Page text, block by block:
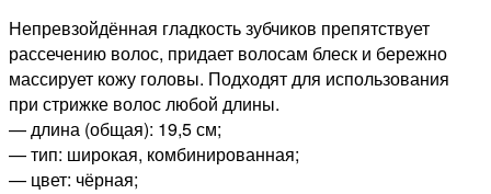
Непревзойдённая гладкость зубчиков препятствует
рассечению волос, придает волосам блеск и бережно
массирует кожу головы. Подходят для использования
при стрижке волос любой длины.
— длина (общая): 19,5 см;
— тип: широкая, комбинированная;
— цвет: чёрная;